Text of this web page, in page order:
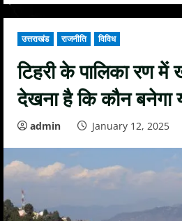
उत्तराखंड राजनीति विविध
टिहरी के पालिका रण में
देखना है कि कौन बनेगा
admin January 12, 2025